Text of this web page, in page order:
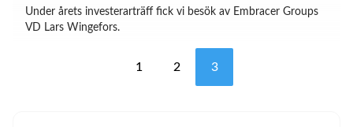
Under årets investerarträff fick vi besök av Embracer Groups
VD Lars Wingefors.
1 2 3